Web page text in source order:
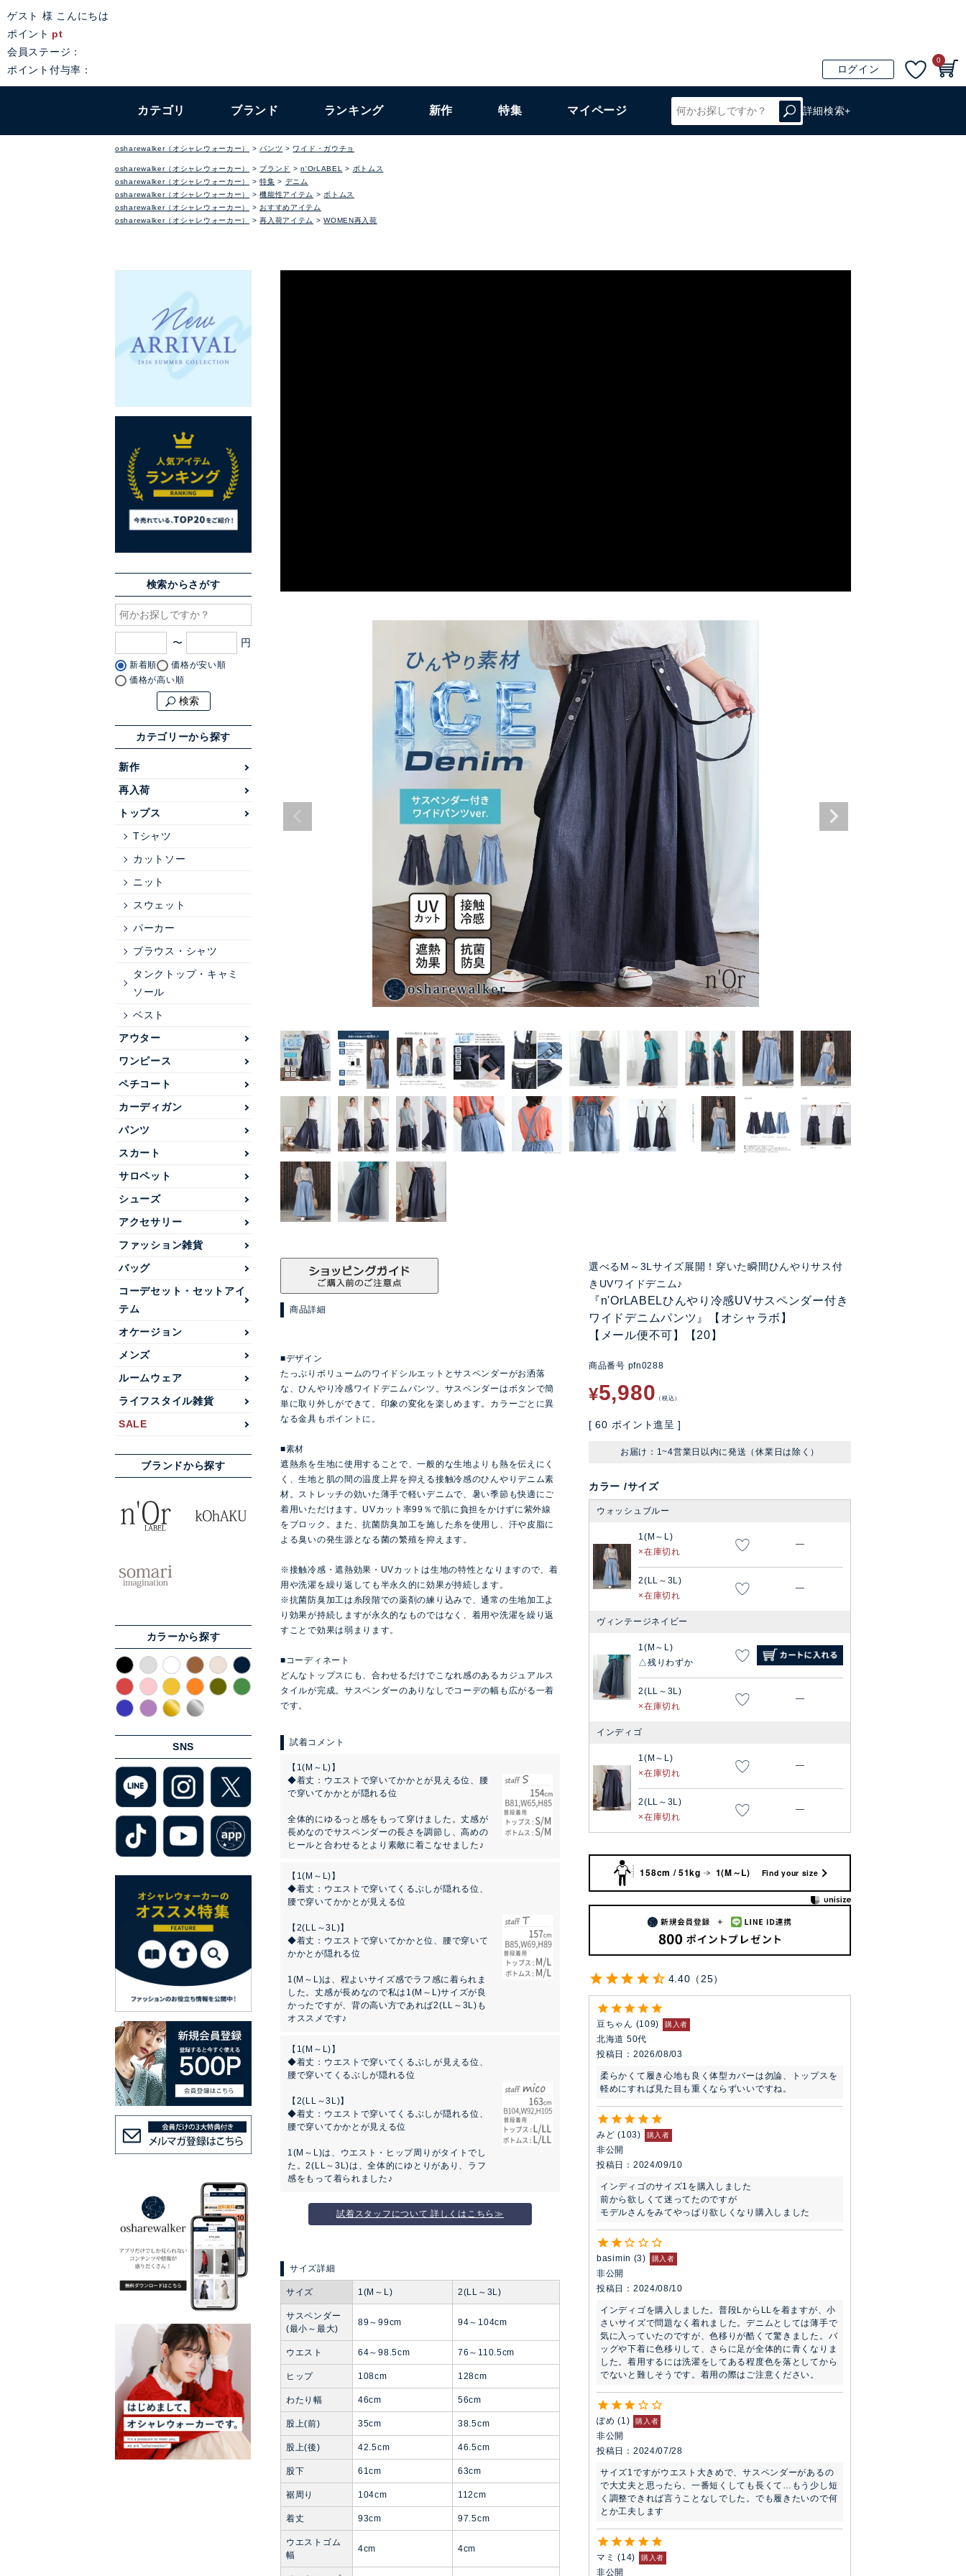
ゲスト 様 こんにちは
ポイント pt
会員ステージ：
ポイント付与率：
ログイン
0
カテゴリ ブランド ランキング 新作 特集 マイページ 詳細検索+
osharewalker（オシャレウォーカー） パンツ ワイド・ガウチョ
osharewalker（オシャレウォーカー） ブランド n'OrLABEL
ボトムス
osharewalker（オシャレウォーカー）
特集
デニム
osharewalker（オシャレウォーカー）
機能性アイテム
ボトムス
osharewalker（オシャレウォーカー）
おすすめアイテム
osharewalker（オシャレウォーカー）
再入荷アイテム WOMEN再入荷
検索からさがす
〜
新着順
価格が安い順
価格が高い順
検索
カテゴリーから探す
新作
再入荷
トップス
Tシャツ
カットソー
ニット
スウェット
パーカー
ブラウス・シャツ
タンクトップ・キャミ
ソール
ベスト
アウター
ワンピース
ペチコート
カーディガン
パンツ
スカート
サロペット
シューズ
アクセサリー
ファッション雑貨
バッグ
コーデセット・セットアイ
テム
オケージョン
メンズ
ルームウェア
ライフスタイル雑貨
SALE
ブランドから探す
カラーから探す
SNS
選べるM～3Lサイズ展開！穿いた瞬間ひんやりサス付
きUVワイドデニム♪
『n'OrLABELひんやり冷感UVサスペンダー付き
ワイドデニムパンツ』【オシャラボ】
【メール便不可】【20】
商品番号 pfn0288
¥5,980 税込
[ 60 ポイント進呈 ]
お届け：1~4営業日以内に発送（休業日は除く）
カラー サイズ
ウォッシュブルー
1(M～L)
在庫切れ
—
2(LL～3L)
在庫切れ
—
ヴィンテージネイビー
1(M～L)
残りわずか
2(LL～3L)
在庫切れ
—
インディゴ
1(M～L)
在庫切れ
—
2(LL～3L)
在庫切れ
—
158cm / 51kg 1(M～L) Find your size
4.40 25
豆ちゃん 109 購入者
北海道 50代
投稿日
2026/08/03
柔らかくて履き心地も良く体型カバーは勿論、トップスを
軽めにすれば見た目も重くならずいいですね。
みど 103 購入者
非公開
投稿日
2024/09/10
インディゴのサイズ1を購入しました
前から欲しくて迷ってたのですが
モデルさんをみてやっぱり欲しくなり購入しました
basimin 3 購入者
非公開
投稿日
2024/08/10
インディゴを購入しました。普段LからLLを着ますが、小
さいサイズで問題なく着れました。デニムとしては薄手で
気に入っていたのですが、色移りが酷くて驚きました。バ
ッグや下着に色移りして、さらに足が全体的に青くなりま
した。着用するには洗濯をしてある程度色を落としてから
でないと難しそうです。着用の際はご注意ください。
ぽめ 1 購入者
非公開
投稿日
2024/07/28
サイズ1ですがウエスト大きめで、サスペンダーがあるの
で大丈夫と思ったら、一番短くしても長くて…もう少し短
く調整できれば言うことなしでした。でも履きたいので何
とか工夫します
マミ 14 購入者
非公開
商品詳細
■デザイン
たっぷりボリュームのワイドシルエットとサスペンダーがお洒落
な、ひんやり冷感ワイドデニムパンツ。サスペンダーはボタンで簡
単に取り外しができて、印象の変化を楽しめます。カラーごとに異
なる金具もポイントに。
■素材
遮熱糸を生地に使用することで、一般的な生地よりも熱を伝えにく
く、生地と肌の間の温度上昇を抑える接触冷感のひんやりデニム素
材。ストレッチの効いた薄手で軽いデニムで、暑い季節も快適にご
着用いただけます。UVカット率99％で肌に負担をかけずに紫外線
をブロック。また、抗菌防臭加工を施した糸を使用し、汗や皮脂に
よる臭いの発生源となる菌の繁殖を抑えます。
※接触冷感・遮熱効果・UVカットは生地の特性となりますので、着
用や洗濯を繰り返しても半永久的に効果が持続します。
※抗菌防臭加工は糸段階での薬剤の練り込みで、通常の生地加工よ
り効果が持続しますが永久的なものではなく、着用や洗濯を繰り返
すことで効果は弱まります。
■コーディネート
どんなトップスにも、合わせるだけでこなれ感のあるカジュアルス
タイルが完成。サスペンダーのありなしでコーデの幅も広がる一着
です。
【1(M～L)】
◆着丈：ウエストで穿いてかかとが見える位、腰
で穿いてかかとが隠れる位
全体的にゆるっと感をもって穿けました。丈感が
長めなのでサスペンダーの長さを調節し、高めの
ヒールと合わせるとより素敵に着こなせました♪
【1(M～L)】
◆着丈：ウエストで穿いてくるぶしが隠れる位、
腰で穿いてかかとが見える位
【2(LL～3L)】
◆着丈：ウエストで穿いてかかと位、腰で穿いて
かかとが隠れる位
1(M～L)は、程よいサイズ感でラフ感に着られま
した。丈感が長めなので私は1(M～L)サイズが良
かったですが、背の高い方であれば2(LL～3L)も
オススメです♪
【1(M～L)】
◆着丈：ウエストで穿いてくるぶしが見える位、
腰で穿いてくるぶしが隠れる位
【2(LL～3L)】
◆着丈：ウエストで穿いてくるぶしが隠れる位、
腰で穿いてかかとが見える位
1(M～L)は、ウエスト・ヒップ周りがタイトでし
た。2(LL～3L)は、全体的にゆとりがあり、ラフ
感をもって着られました♪
試着スタッフについて 詳しくはこちら≫
サイズ 1(M～L) 2(LL～3L)
サスペンダー
(最小～最大)
89～99cm 94～104cm
ウエスト 64～98.5cm 76～110.5cm
ヒップ 108cm 128cm
わたり幅 46cm 56cm
股上(前) 35cm 38.5cm
股上(後) 42.5cm 46.5cm
股下 61cm 63cm
裾周り 104cm 112cm
着丈 93cm 97.5cm
ウエストゴム
幅
4cm 4cm